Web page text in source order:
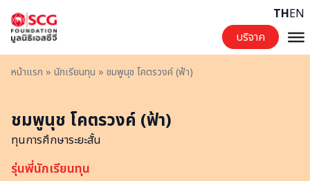
บริจาค
THEN
หน้าแรก » นักเรียนทุน » ชมพูนุช โคตรวงค์ (ฟ้า)
ชมพูนุช โคตรวงค์ (ฟ้า)
ทุนการศึกษาระยะสั้น
รุ่น​พี่นักเรียน​ทุน​